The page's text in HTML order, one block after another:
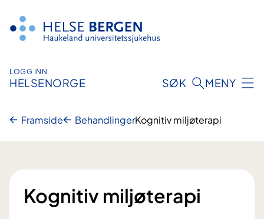
innhald
LOGG INN
HELSENORGE SØK MENY
Framside BehandlingerKognitiv miljøterapi
Kognitiv miljøterapi